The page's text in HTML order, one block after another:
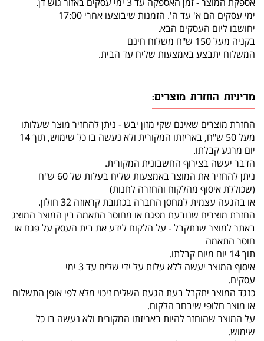
ימי עסקים הם א' עד ה'. הזמנות שיבוצעו אחרי 17:00
יחושבו ליום העסקים הבא.
בקניה מעל 150 ש"ח משלוח חינם
המשלוח יתבצע באמצעות שליח עד הבית.
מדיניות החזרת מוצרים:
החזרת מוצרים שאינם שקי מזון יבש - ניתן להחזיר מוצר שעלותו
מעל 50 ש"ח, באריזתו המקורית ולא נעשה בו כל שימוש, תוך 14
יום מרגע קבלתו.
הדבר יעשה בצירוף החשבונית המקורית.
ניתן להחזיר את המוצר באמצעות שליח בעלות של 60 ש"ח
(שכוללת איסוף מהלקוח והחזרה לחנות)
או בהגעה עצמית למחסן החברה בכתובת קראוזה 32 חולון.
החזרת מוצרים שנובעת מפגם או מחוסר התאמה בין המוצר המוצג
באתר למוצר שנתקבל - על הלקוח לידע את בית העסק על פגם או
חוסר התאמה
תוך 14 יום מיום קבלתו.
איסוף המוצר יעשה ללא עלות על ידי שליח עד 3 ימי
עסקים.
כנגד המוצר יתקבל בעת הגעת השליח זיכוי מלא לפי אופן התשלום
או מוצר חלופי שיבחר הלקוח.
על המוצר שהוחזר להיות באריזתו המקורית ולא נעשה בו כל
שימוש.